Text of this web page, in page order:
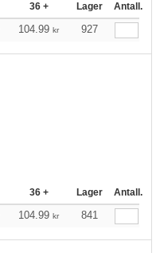
36 + Lager Antall.
104.99 kr 927
36 + Lager Antall.
104.99 kr 841